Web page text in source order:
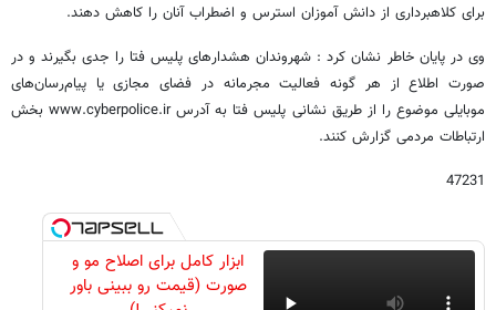
برای کلاهبرداری از دانش آموزان استرس و اضطراب آنان را کاهش دهند.
وی در پایان خاطر نشان کرد : شهروندان هشدارهای پلیس فتا را جدی بگیرند و در
صورت اطلاع از هر گونه فعالیت مجرمانه در فضای ‌مجازی یا پیام‌رسان‌های‌
موبایلی موضوع را از طریق نشانی پلیس‌ فتا به آدرس www.cyberpolice.ir بخش
ارتباطات مردمی گزارش کنند.
47231
ابزار کامل برای اصلاح مو و
صورت (قیمت رو ببینی باور